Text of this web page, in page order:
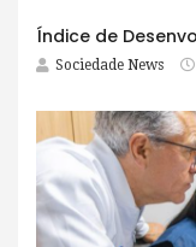
Sociedade News